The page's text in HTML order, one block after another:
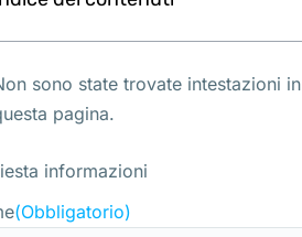
sono state trovate intestazioni in
pagina.
informazioni
(Obbligatorio)